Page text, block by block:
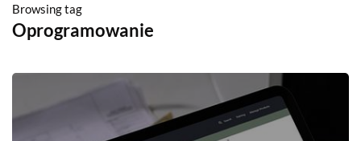
Browsing tag
Oprogramowanie